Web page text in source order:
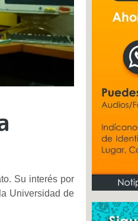
Su interés por
Universidad de